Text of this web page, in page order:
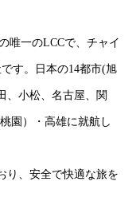
唯一のLCCで、チャイ
す。日本の14都市(旭
、小松、名古屋、関
園）・高雄に就航し
り、安全で快適な旅を